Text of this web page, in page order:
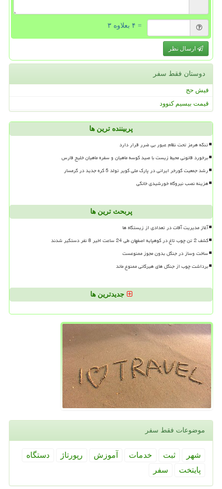
= ۴ بعلاوه ۳
ارسال نظر
دوستان فقط سفر
فیش حج
قیمت بیسیم کنوود
پربیننده ترین ها
تنگه هرمز تحت نظام عبور بی ضرر قرار دارد
برخورد قانونی محیط زیست با صید کوسه ماهیان و سفره ماهیان خلیج فارس
رشد جمعیت گورخر ایرانی در پارک ملی کویر تولد 5 کره جدید در گرمسار
هزینه نصب نیروگاه خورشیدی خانگی
پربحث ترین ها
آغاز مدیریت آفات در تعدادی از زیستگاه ها
کشف 2 تن چوب تاغ در کوهپایه اصفهان طی 24 ساعت اخیر 8 نفر دستگیر شدند
ساخت وساز در جنگل بدون مجوز ممنوعست
برداشت چوب از جنگل های هیرکانی ممنوع ماند
جدیدترین ها
موضوعات فقط سفر
شهر ثبت خدمات آموزش رپورتاژ
دستگاه
پایتخت
سفر